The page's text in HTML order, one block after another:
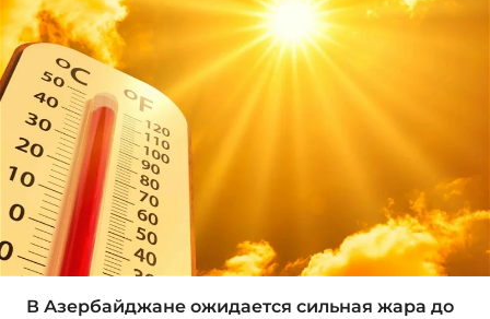
В Азербайджане ожидается сильная жара до